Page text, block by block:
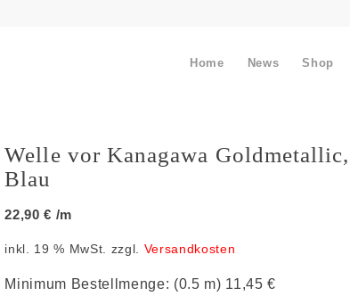
Home News Shop
Welle vor Kanagawa
Blau
22,90€ /m
inkl. 19 % MwSt. zzgl. Versandkosten
Minimum Bestellmenge: (0.5 m) 11,45 €